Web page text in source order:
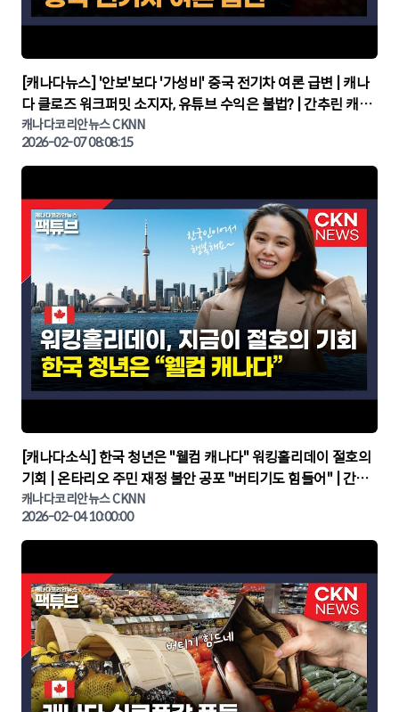
▶
[캐나다뉴스] '안보'보다 '가성비' 중국 전기차 여론 급변 | 캐나
다 클로즈 워크퍼밋 소지자, 유튜브 수익은 불법? | 간추린 캐나
다뉴스 | CKNNEWS, 캐나다코리안뉴스
캐나다코리안뉴스 CKNN
2026-02-07 08:08:15
▶
[캐나다소식] 한국 청년은 "웰컴 캐나다" 워킹홀리데이 절호의
기회 | 온타리오 주민 재정 불안 공포 "버티기도 힘들어" | 간추
린 캐나다뉴스 | CKNNEWS, 캐나다코리안뉴스
캐나다코리안뉴스 CKNN
2026-02-04 10:00:00